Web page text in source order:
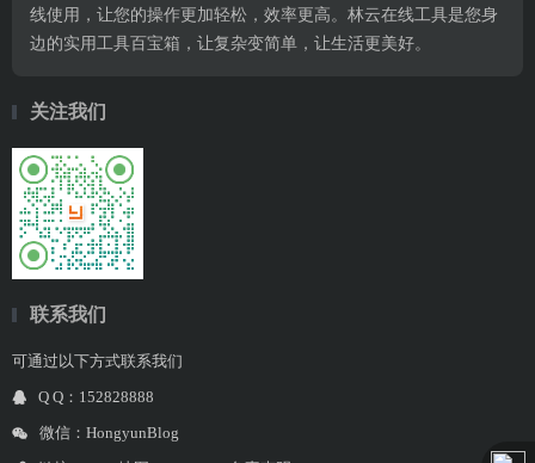
线使用，让您的操作更加轻松，效率更高。林云在线工具是您身
边的实用工具百宝箱，让复杂变简单，让生活更美好。
关注我们
联系我们
可通过以下方式联系我们
Q Q：152828888
微信：HongyunBlog